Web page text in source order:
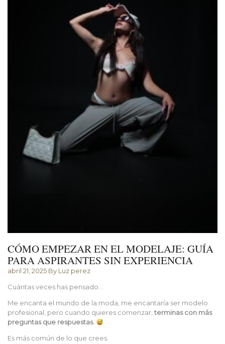
CÓMO EMPEZAR EN EL MODELAJE: GUÍA
PARA ASPIRANTES SIN EXPERIENCIA
abril 21, 2025 By Luz perez
Cuántas veces has pensado…
Me encanta el mundo de la moda, me encantaría ser modelo
profesional, pero cuando quieres comenzar,terminas con más
preguntas que respuestas.
Es más común de lo que crees.